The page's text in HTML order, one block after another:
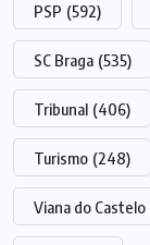
PSP (592)
SC Braga (535)
Tribunal (406)
Turismo (248)
Viana do Castelo